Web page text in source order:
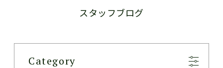
スタッフブログ
Category